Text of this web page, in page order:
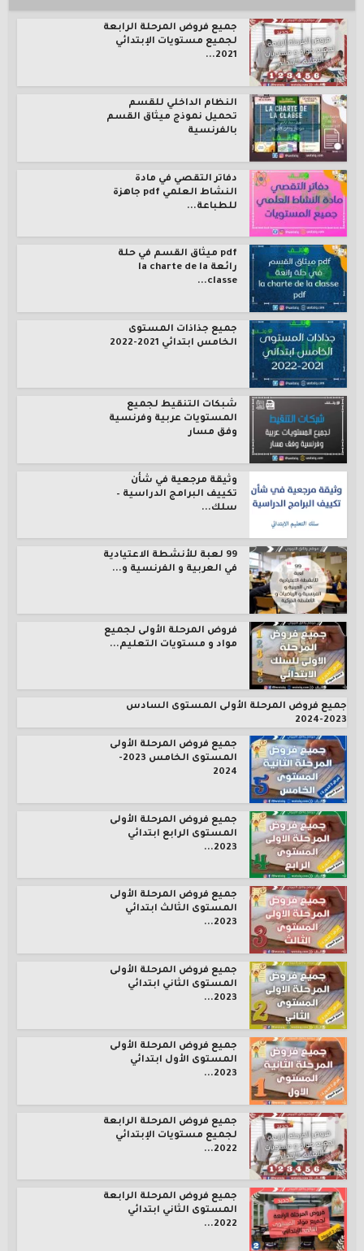
جميع فروض المرحلة الرابعة
لجميع مستويات الإبتدائي
2021...
النظام الداخلي للقسم
تحميل نموذج ميثاق القسم
بالفرنسية
دفاتر التقصي في مادة
النشاط العلمي pdf جاهزة
للطباعة...
pdf ميثاق القسم في حلة
رائعة la charte de la
classe...
جميع جذاذات المستوى
الخامس ابتدائي 2021-2022
شبكات التنقيط لجميع
المستويات عربية وفرنسية
وفق مسار
وثيقة مرجعية في شأن
تكييف البرامج الدراسية –
سلك...
99 لعبة للأنشطة الاعتيادية
في العربية و الفرنسية و...
فروض المرحلة الأولى لجميع
مواد و مستويات التعليم...
جميع فروض المرحلة الأولى المستوى السادس
2023-2024
جميع فروض المرحلة الأولى
المستوى الخامس 2023-
2024
جميع فروض المرحلة الأولى
المستوى الرابع ابتدائي
2023...
جميع فروض المرحلة الأولى
المستوى الثالث ابتدائي
2023...
جميع فروض المرحلة الأولى
المستوى الثاني ابتدائي
2023...
جميع فروض المرحلة الأولى
المستوى الأول ابتدائي
2023...
جميع فروض المرحلة الرابعة
لجميع مستويات الإبتدائي
2022...
جميع فروض المرحلة الرابعة
المستوى الثاني ابتدائي
2022...